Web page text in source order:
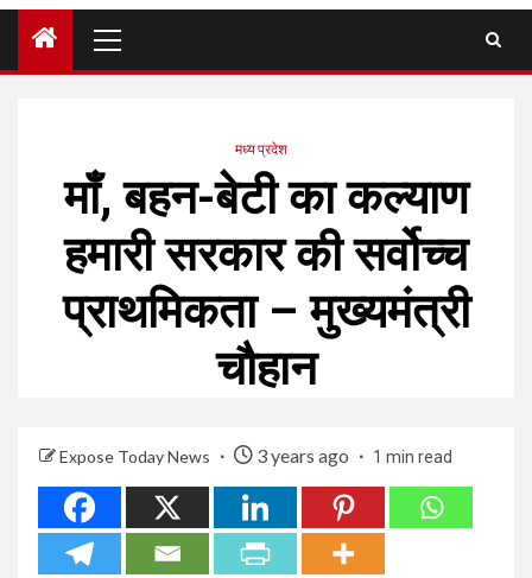
Menu
मध्य प्रदेश
माँ, बहन-बेटी का कल्याण
हमारी सरकार की सर्वोच्च
प्राथमिकता – मुख्यमंत्री
चौहान
Expose Today News 3 years ago 1 min read